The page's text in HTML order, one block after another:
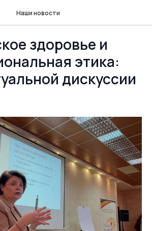
Наши новости
здоровье и
этика:
дискуссии